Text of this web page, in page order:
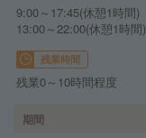
9:00～17:45(休憩1時間)
13:00～22:00(休憩1時間)
残業時間
残業0～10時間程度
期間